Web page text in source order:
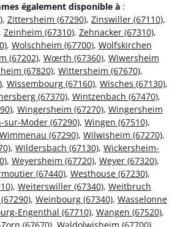
également disponible à :
, Zittersheim (67290), Zinswiller (67110),
, Zeinheim (67310), Zehnacker (67310),
, Wolschheim (67700), Wolfskirchen
(67202), Wœrth (67360), Wiwersheim
(67820), Wittersheim (67670),
, Wissembourg (67160), Wisches (67130),
(67370), Wintzenbach (67470),
, Wingersheim (67270), Wingersheim
sur-Moder (67290), Wingen (67510),
Wimmenau (67290), Wilwisheim (67270),
, Wildersbach (67130), Wickersheim-
, Weyersheim (67720), Weyer (67320),
(67440), Westhouse (67230),
, Weiterswiller (67340), Weitbruch
, Weinbourg (67340), Wasselonne
Engenthal (67710), Wangen (67520),